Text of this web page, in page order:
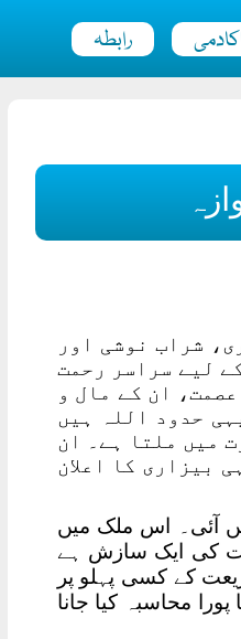
رابطہ
شراب نوشی اور
لیے سراسر رحمت
ان کے مال و
حدود اللہ ہیں
میں ملتا ہے۔ ان
بیزاری کا اعلان
آئی۔ اس ملک میں
کی ایک سازش ہے
کے کسی پہلو پر
محاسبہ کیا جانا